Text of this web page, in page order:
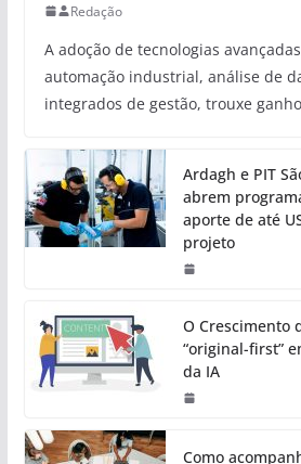
Redação
A adoção de tecnologias
automação industrial, análise de
integrados de gestão, trouxe
Ardagh e PIT
abrem
aporte de até
projeto
O Crescimento
“original-first”
da IA
Como